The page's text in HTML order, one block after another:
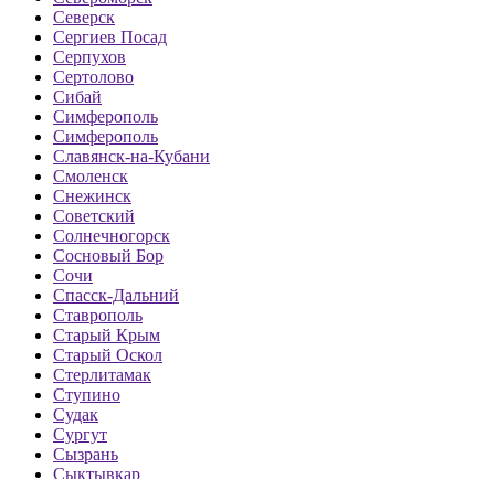
Северск
Сергиев Посад
Серпухов
Сертолово
Сибай
Симферополь
Симферополь
Славянск-на-Кубани
Смоленск
Снежинск
Советский
Солнечногорск
Сосновый Бор
Сочи
Спасск-Дальний
Ставрополь
Старый Крым
Старый Оскол
Стерлитамак
Ступино
Судак
Сургут
Сызрань
Сыктывкар